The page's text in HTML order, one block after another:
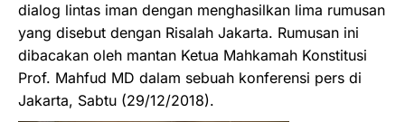
dialog lintas iman dengan menghasilkan lima rumusan
yang disebut dengan Risalah Jakarta. Rumusan ini
dibacakan oleh mantan Ketua Mahkamah Konstitusi
Prof. Mahfud MD dalam sebuah konferensi pers di
Jakarta, Sabtu (29/12/2018).